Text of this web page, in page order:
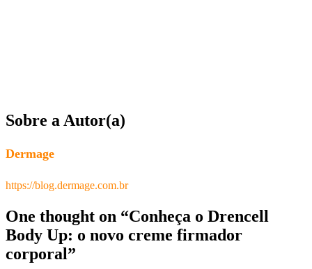
Sobre a Autor(a)
Dermage
https://blog.dermage.com.br
One thought on “Conheça o Drencell
Body Up: o novo creme firmador
corporal”